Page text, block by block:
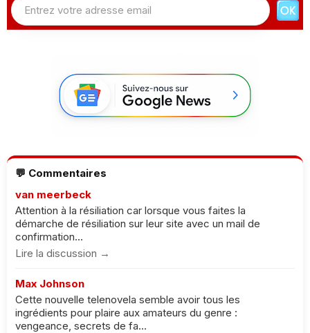
💬 Commentaires
van meerbeck
Attention à la résiliation car lorsque vous faites la
démarche de résiliation sur leur site avec un mail de
confirmation...
Lire la discussion →
Max Johnson
Cette nouvelle telenovela semble avoir tous les
ingrédients pour plaire aux amateurs du genre :
vengeance, secrets de fa...